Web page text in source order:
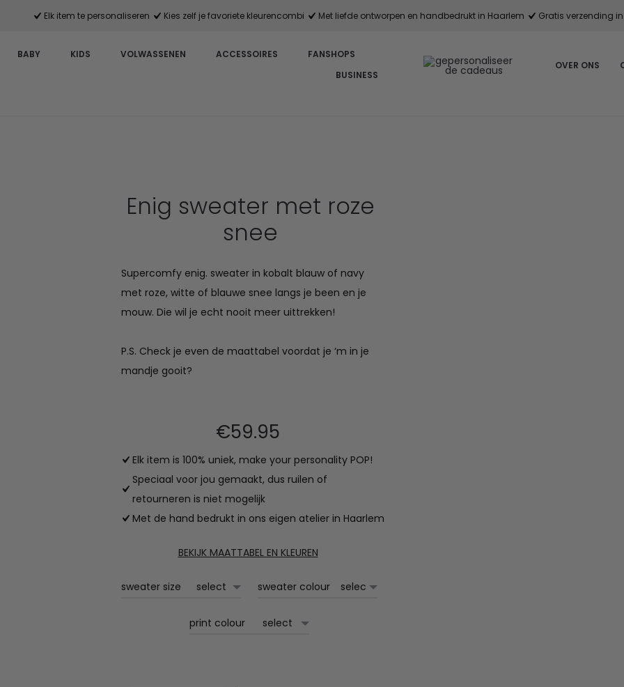
Elk item te personaliseren Kies zelf je favoriete kleurencombi Met liefde ontworpen en handbedrukt in Haarlem Gratis verzending in
BABY KIDS VOLWASSENEN ACCESSOIRES
FANSHOPS
BUSINESS
OVER ONS
Enig sweater met roze
snee
Supercomfy enig. sweater in kobalt blauw of navy
met roze, witte of blauwe snee langs je been en je
mouw. Die wil je echt nooit meer uittrekken!
P.S. Check je even de maattabel voordat je ‘m in je
mandje gooit?
€59.95
Elk item is 100% uniek, make your personality POP!
Speciaal voor jou gemaakt, dus ruilen of
retourneren is niet mogelijk
Met de hand bedrukt in ons eigen atelier in Haarlem
BEKIJK MAATTABEL EN KLEUREN
sweater size sweater colour
print colour